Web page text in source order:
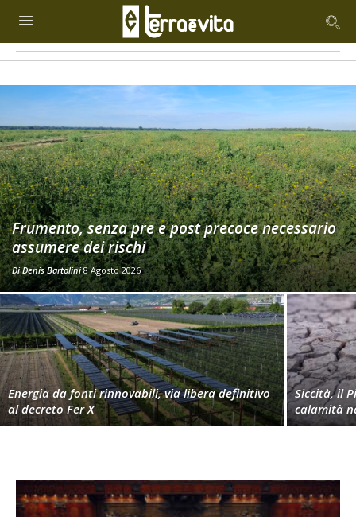
Frumento, senza pre e post precoce necessario
assumere dei rischi
DiDenis Bartolini 8 Agosto 2026
Energia da fonti rinnovabili, via libera definitivo
al decreto Fer X
Siccità, il
calamità